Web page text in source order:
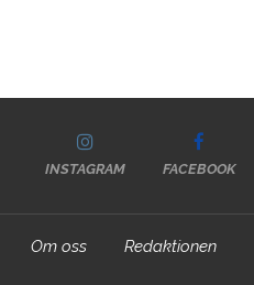
INSTAGRAM FACEBOOK
Om oss Redaktionen